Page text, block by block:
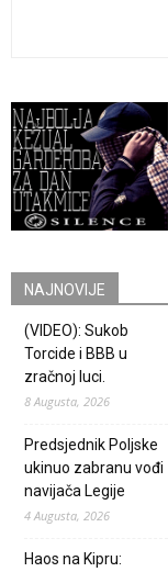
NAJNOVIJE
(VIDEO): Sukob
Torcide i BBB u
zračnoj luci.
8 Augusta, 2026
Predsjednik Poljske
ukinuo zabranu vođi
navijača Legije
4 Augusta, 2026
Haos na Kipru: